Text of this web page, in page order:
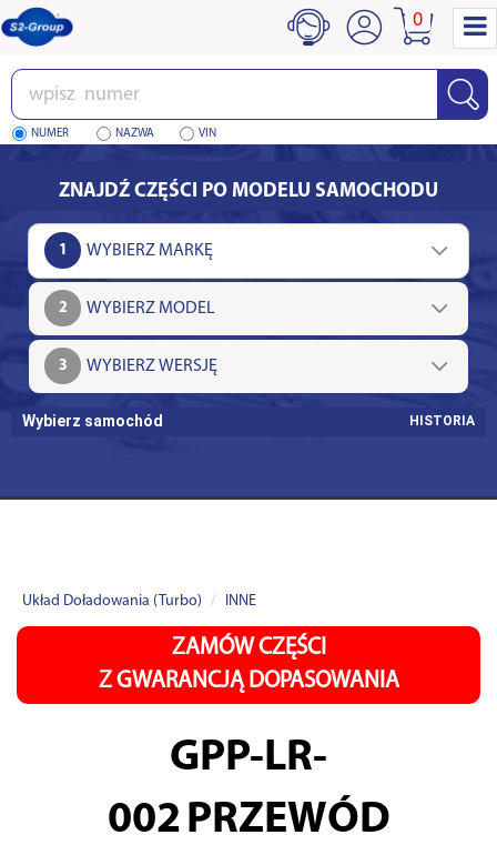
Wpisz
numer
NUMER NAZWA VIN
0
ZNAJDŹ CZĘŚCI PO MODELU SAMOCHODU
1
2
3
Wybierz samochód HISTORIA
Układ Doładowania (Turbo) INNE
ZAMÓW CZĘŚCI
Z GWARANCJĄ DOPASOWANIA
GPP-LR-
002 PRZEWÓD